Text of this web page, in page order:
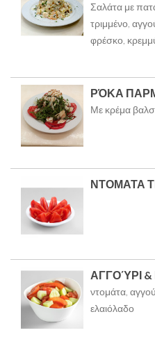
Σαλάτα με
τριμμένο,
φρέσκο,
ΡΌΚΑ
Με κρέμα
ΝΤΟΜΑΤΑ
ΑΓΓΟΎΡΙ
ντομάτα,
ελαιόλαδο